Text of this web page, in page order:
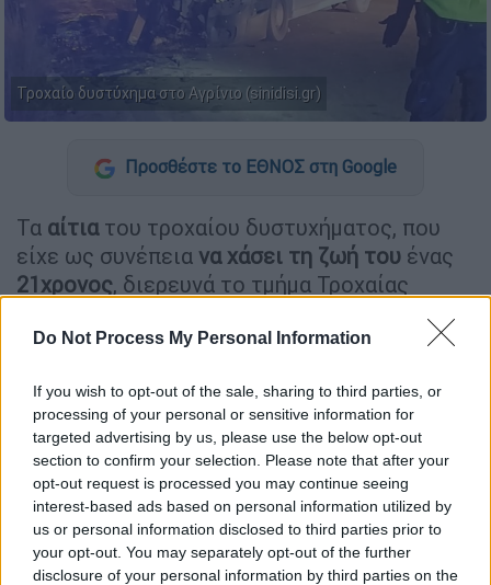
Do Not Process My Personal Information
If you wish to opt-out of the sale, sharing to third parties, or
processing of your personal or sensitive information for
targeted advertising by us, please use the below opt-out
section to confirm your selection. Please note that after your
opt-out request is processed you may continue seeing
interest-based ads based on personal information utilized by
us or personal information disclosed to third parties prior to
your opt-out. You may separately opt-out of the further
disclosure of your personal information by third parties on the
Τροχαίο δυστύχημα στο Αγρίνιο (sinidisi.gr)
Προσθέστε το ΕΘΝΟΣ στη Google
Τα αίτιατου τροχαίου δυστυχήματος, που
είχε ως συνέπεια να χάσει τη ζωή του ένας
21χρονος, διερευνά το τμήμα Τροχαίας
Εθνικής Οδού Αντιρρίου – Ιωαννίνων, στο
ύψος του Αγρινίου. Το ΙΧ που οδηγούσε ο
21χρονος υπό αδιευκρίνιστες συνθήκες
εξετράπη της πορείας του, συγκρούστηκε
πλαγιομετωπικά με φορτηγάκι,προσέκρουσε
στις μεταλλικές μπάρες,αναποδογύρισε κι
έπειτα πήρε φωτιά.